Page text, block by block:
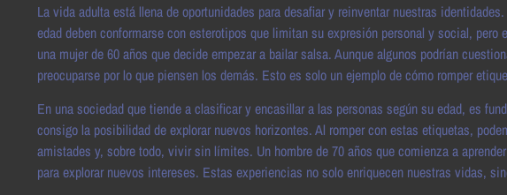
La vida adulta está llena de oportunidades para desafiar y reinventar nuestras
edad deben conformarse con esterotipos que limitan su expresión personal y social,
una mujer de 60 años que decide empezar a bailar salsa. Aunque algunos podrían
preocuparse por lo que piensen los demás. Esto es solo un ejemplo de cómo romper
En una sociedad que tiende a clasificar y encasillar a las personas según su edad, es
consigo la posibilidad de explorar nuevos horizontes. Al romper con estas etiquetas,
amistades y, sobre todo, vivir sin límites. Un hombre de 70 años que comienza a
para explorar nuevos intereses. Estas experiencias no solo enriquecen nuestras vidas,